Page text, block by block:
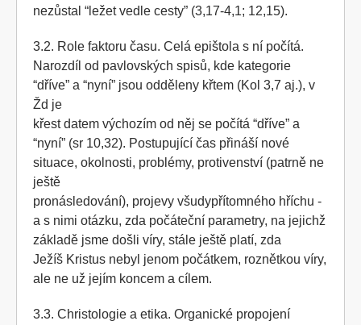
nezůstal “ležet vedle cesty” (3,17-4,1; 12,15).
3.2. Role faktoru času. Celá epištola s ní počítá.
Narozdíl od pavlovských spisů, kde kategorie
“dříve” a “nyní” jsou odděleny křtem (Kol 3,7 aj.), v
Žd je
křest datem výchozím od něj se počítá “dříve” a
“nyní” (sr 10,32). Postupující čas přináší nové
situace, okolnosti, problémy, protivenství (patrně ne
ještě
pronásledování), projevy všudypřítomného hříchu -
a s nimi otázku, zda počáteční parametry, na jejichž
základě jsme došli víry, stále ještě platí, zda
Ježíš Kristus nebyl jenom počátkem, roznětkou víry,
ale ne už jejím koncem a cílem.
3.3. Christologie a etika. Organické propojení